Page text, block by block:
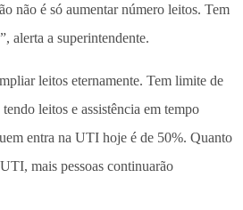
não é só aumentar número leitos. Tem
alerta a superintendente.
leitos eternamente. Tem limite de
leitos e assistência em tempo
entra na UTI hoje é de 50%. Quanto
mais pessoas continuarão